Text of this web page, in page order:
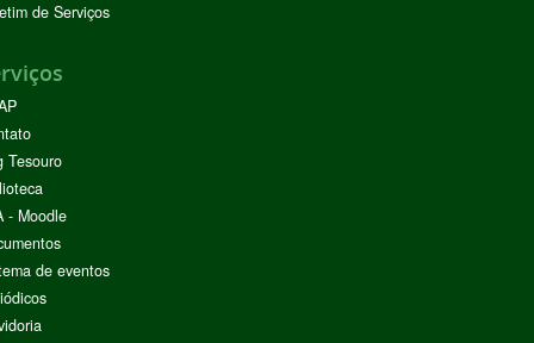
de Serviços
Tesouro
- Moodle
de eventos